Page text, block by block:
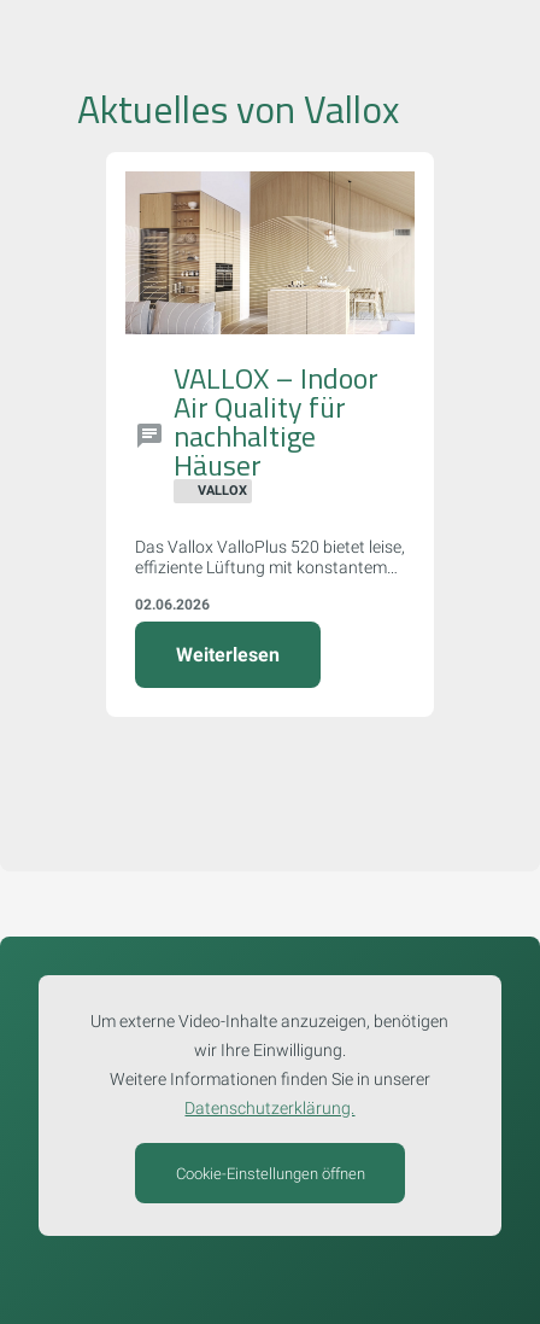
Aktuelles von Vallox
VALLOX
VALLOX – Indoor
Air Quality für
nachhaltige
Häuser
Das Vallox ValloPlus 520 bietet leise,
effiziente Lüftung mit konstantem
Luftqualität, einfache
Inbetriebnahme und maximalen
Komfort im Einfamilienhaus.
02.06.2026
Weiterlesen
Um externe Video-Inhalte anzuzeigen, benötigen
wir Ihre Einwilligung.
Weitere Informationen finden Sie in unserer
Datenschutzerklärung.
Cookie-Einstellungen öffnen